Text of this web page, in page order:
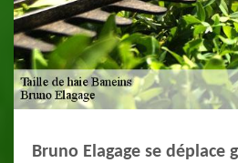
Bruno Elagage se